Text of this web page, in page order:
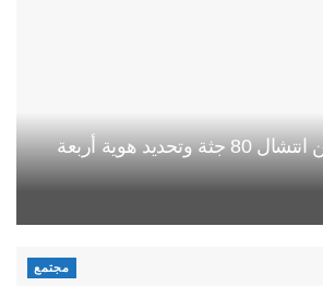
سلطات سبتة تعلن انتشال 80 جثة وتحديد هوية أربعة
مجتمع